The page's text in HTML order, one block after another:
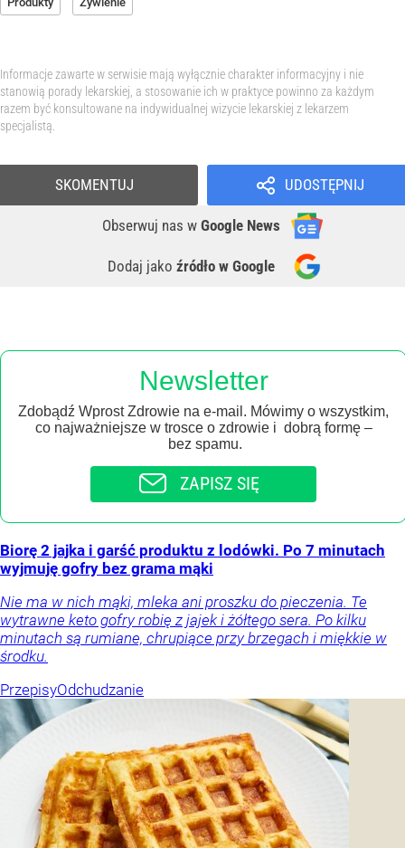
Informacje zawarte w serwisie mają wyłącznie charakter informacyjny i nie
stanowią porady lekarskiej, a stosowanie ich w praktyce powinno za każdym
razem być konsultowane na indywidualnej wizycie lekarskiej z lekarzem
specjalistą.
UDOSTĘPNIJ
Obserwuj nas w Google News
Dodaj jako źródło w Google
SKOMENTUJ
Newsletter
Zdobądź Wprost Zdrowie na e-mail. Mówimy o wszystkim,
co najważniejsze w trosce o zdrowie i dobrą formę –
bez spamu.
ZAPISZ SIĘ
Biorę 2 jajka i garść produktu z lodówki. Po 7 minutach
wyjmuję gofry bez grama mąki
Nie ma w nich mąki, mleka ani proszku do pieczenia. Te
wytrawne keto gofry robię z jajek i żółtego sera. Po kilku
minutach są rumiane, chrupiące przy brzegach i miękkie w
środku.
PrzepisyOdchudzanie